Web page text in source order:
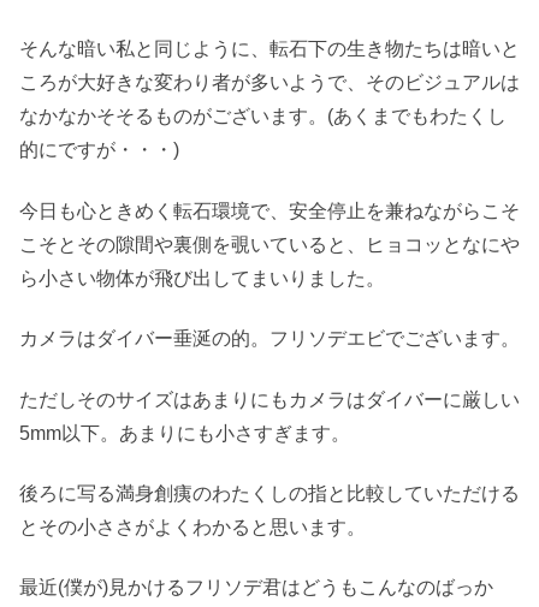
そんな暗い私と同じように、転石下の生き物たちは暗いと
ころが大好きな変わり者が多いようで、そのビジュアルは
なかなかそそるものがございます。(あくまでもわたくし
的にですが・・・)
今日も心ときめく転石環境で、安全停止を兼ねながらこそ
こそとその隙間や裏側を覗いていると、ヒョコッとなにや
ら小さい物体が飛び出してまいりました。
カメラはダイバー垂涎の的。フリソデエビでございます。
ただしそのサイズはあまりにもカメラはダイバーに厳しい
5mm以下。あまりにも小さすぎます。
後ろに写る満身創痍のわたくしの指と比較していただける
とその小ささがよくわかると思います。
最近(僕が)見かけるフリソデ君はどうもこんなのばっか